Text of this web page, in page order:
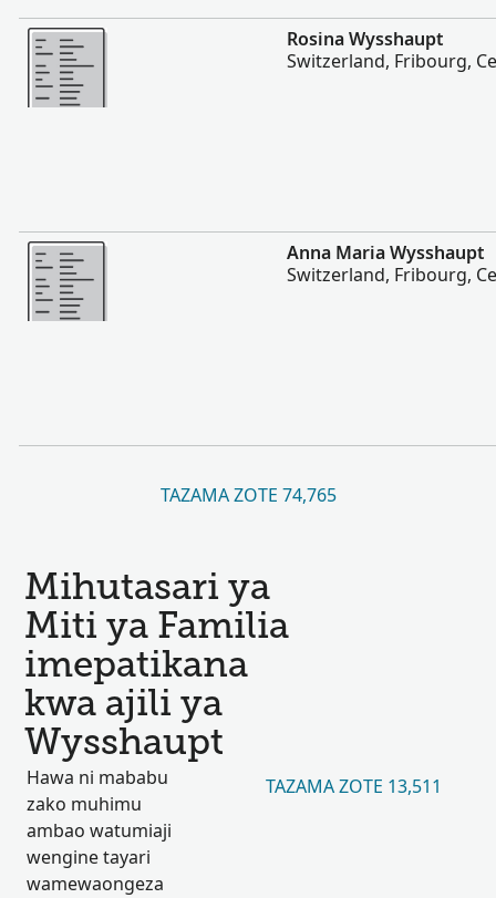
Zaidi
Rosina Wysshaupt
Switzerland, Fribourg,
Zaidi
Anna Maria Wysshaupt
Switzerland, Fribourg,
TAZAMA ZOTE 74,765
Mihutasari ya
Miti ya Familia
imepatikana
kwa ajili ya
Wysshaupt
Hawa ni mababu
zako muhimu
ambao watumiaji
wengine tayari
wamewaongeza
TAZAMA ZOTE 13,511